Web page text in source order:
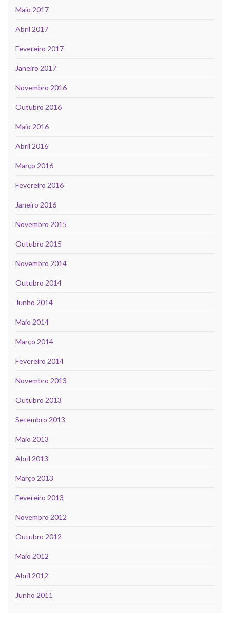
Maio 2017
Abril 2017
Fevereiro 2017
Janeiro 2017
Novembro 2016
Outubro 2016
Maio 2016
Abril 2016
Março 2016
Fevereiro 2016
Janeiro 2016
Novembro 2015
Outubro 2015
Novembro 2014
Outubro 2014
Junho 2014
Maio 2014
Março 2014
Fevereiro 2014
Novembro 2013
Outubro 2013
Setembro 2013
Maio 2013
Abril 2013
Março 2013
Fevereiro 2013
Novembro 2012
Outubro 2012
Maio 2012
Abril 2012
Junho 2011